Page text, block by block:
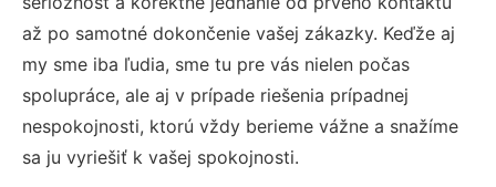
až po samotné dokončenie vašej zákazky. Keďže aj
my sme iba ľudia, sme tu pre vás nielen počas
spolupráce, ale aj v prípade riešenia prípadnej
nespokojnosti, ktorú vždy berieme vážne a snažíme
sa ju vyriešiť k vašej spokojnosti.